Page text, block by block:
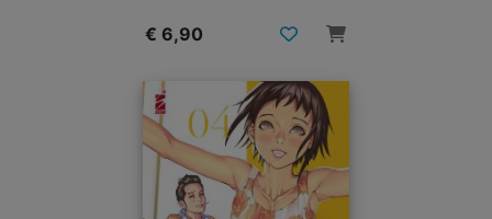
€ 6,90